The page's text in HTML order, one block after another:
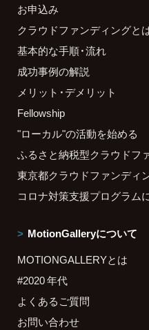
お申込み
クラウドファンディングと
基本的な手順・流れ
成功事例の解説
メリット・デメリット
Fellowship
"ローカル"の活動を始める
ふるさと納税型クラウドフ
東京都クラウドファンディ
コロナ対策支援プログラム
MotionGalleryについて
MOTIONGALLERYとは
#2020 年代
よくあるご質問
お問い合わせ